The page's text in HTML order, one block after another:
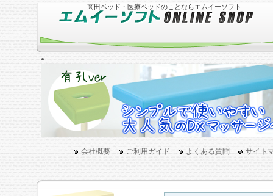
高田ベッド・医療ベッドのことならエムイーソフト
会社概要 ご利用ガイド よくある質問 サイト